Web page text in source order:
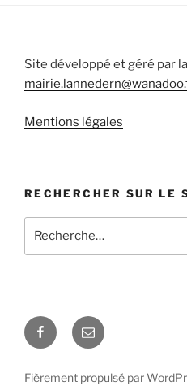
Site développé et géré par
Mentions légales
RECHERCHER SUR LE
pour
Facebook
E-
mail
Fièrement propulsé par